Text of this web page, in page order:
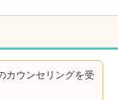
カウンセリングを受